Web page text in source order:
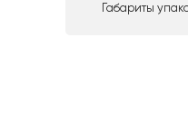
Габариты